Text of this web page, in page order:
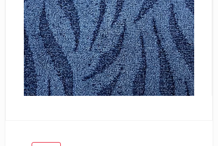
Damy Floor
Decoria
Dolce Flooring
ECO Parquet